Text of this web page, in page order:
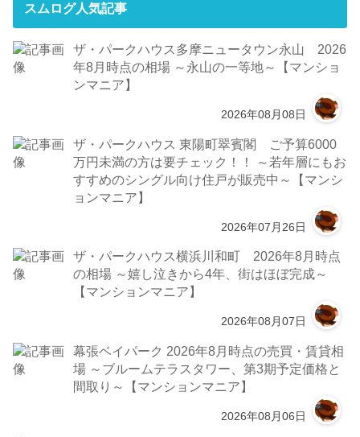
スムログ人気記事
ザ・パークハウス多摩ニュータウン永山 2026
年8月時点の相場 ～永山の一等地～【マンショ
ンマニア】
2026年08月08日
ザ・パークハウス 東陽町翠賓閣 ご予算6000
万円未満の方は要チェック！！ ～若年層にもお
すすめのシングル向け住戸が販売中～【マンシ
ョンマニア】
2026年07月26日
ザ・パークハウス横浜川和町 2026年8月時点
の相場 ～嬉し泣きから4年、街はほぼ完成～
【マンションマニア】
2026年08月07日
幕張ベイパーク 2026年8月時点の売買・賃貸相
場 ～ブルームテラスタワー、第3期予定価格と
間取り～【マンションマニア】
2026年08月06日